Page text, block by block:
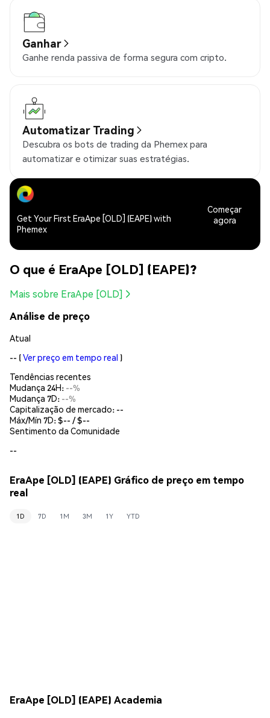
Ganhar
Ganhe renda passiva de forma segura com cripto.
Automatizar Trading
Descubra os bots de trading da Phemex para
automatizar e otimizar suas estratégias.
Get Your First EraApe [OLD] (EAPE) with
Phemex
Começar
agora
O que é EraApe [OLD] (EAPE)?
Mais sobre EraApe [OLD]
Análise de preço
Atual
-- (Ver preço em tempo real )
Tendências recentes
Mudança 24H: --%
Mudança 7D: --%
Capitalização de mercado: --
Máx/Mín 7D: $-- / $--
Sentimento da Comunidade
--
EraApe [OLD] (EAPE) Gráfico de preço em tempo
real
1D 7D 1M 3M 1Y YTD
EraApe [OLD] (EAPE) Academia